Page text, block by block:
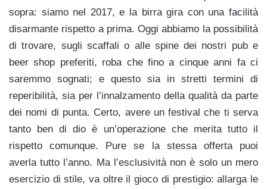
sopra: siamo nel 2017, e la birra gira con una facilità
disarmante rispetto a prima. Oggi abbiamo la possibilità
di trovare, sugli scaffali o alle spine dei nostri pub e
beer shop preferiti, roba che fino a cinque anni fa ci
saremmo sognati; e questo sia in stretti termini di
reperibilità, sia per l’innalzamento della qualità da parte
dei nomi di punta. Certo, avere un festival che ti serva
tanto ben di dio è un’operazione che merita tutto il
rispetto comunque. Pure se la stessa offerta puoi
averla tutto l’anno. Ma l’esclusività non è solo un mero
esercizio di stile, va oltre il gioco di prestigio: allarga le